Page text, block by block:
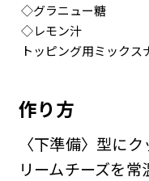
◇グラニュー糖
◇レモン汁
トッピング用ミックス
作り方
〈下準備〉型に
リームチーズを